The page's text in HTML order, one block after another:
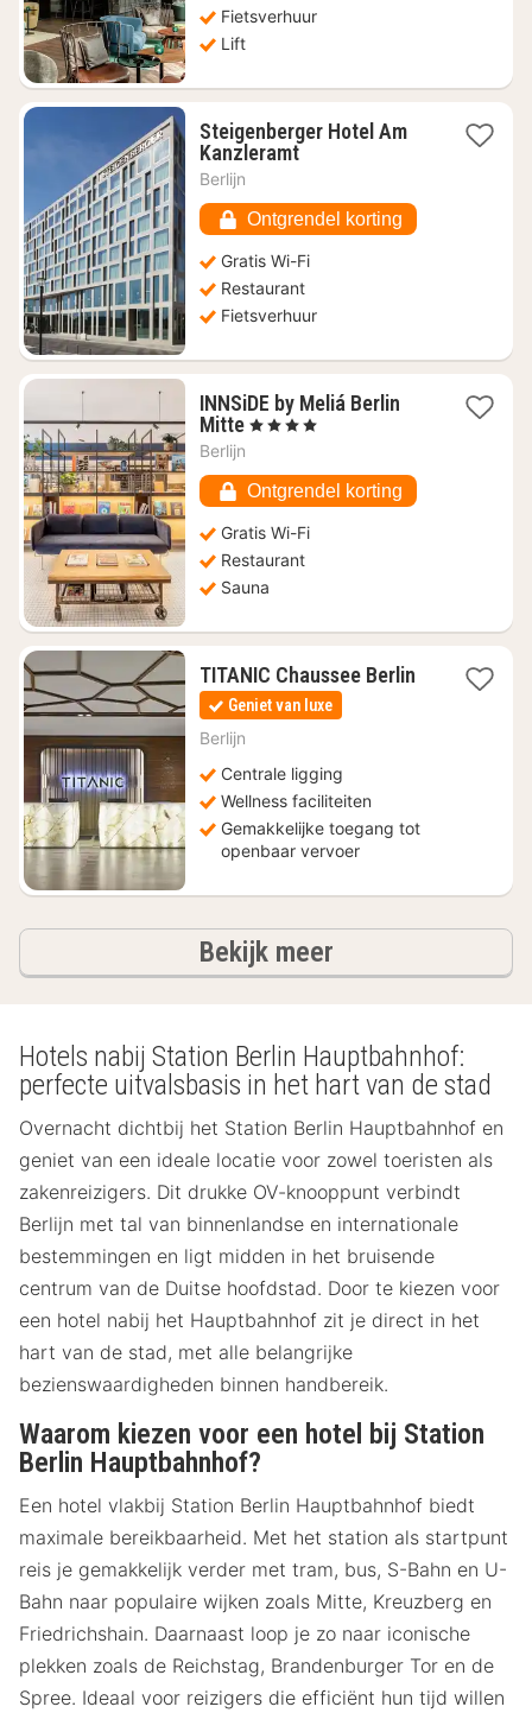
Fietsverhuur
Lift
Steigenberger Hotel Am
Kanzleramt1
€
112,68
Berlijn
Ontgrendel korting
Gratis Wi-Fi
Restaurant
Fietsverhuur
INNSiDE by Meliá Berlin
Mitte1
€
87,83
, 4 Sterren
Berlijn
Ontgrendel korting
Gratis Wi-Fi
Restaurant
Sauna
TITANIC Chaussee Berlin1
Geniet van luxe
Berlijn
Centrale ligging
Wellness faciliteiten
Gemakkelijke toegang tot
openbaar vervoer
Bekijk meerhotels
Hotels nabij Station Berlin Hauptbahnhof:
perfecte uitvalsbasis in het hart van de stad
Overnacht dichtbij het Station Berlin Hauptbahnhof en
geniet van een ideale locatie voor zowel toeristen als
zakenreizigers. Dit drukke OV-knooppunt verbindt
Berlijn met tal van binnenlandse en internationale
bestemmingen en ligt midden in het bruisende
centrum van de Duitse hoofdstad. Door te kiezen voor
een hotel nabij het Hauptbahnhof zit je direct in het
hart van de stad, met alle belangrijke
bezienswaardigheden binnen handbereik.
Waarom kiezen voor een hotel bij Station
Berlin Hauptbahnhof?
Een hotel vlakbij Station Berlin Hauptbahnhof biedt
maximale bereikbaarheid. Met het station als startpunt
reis je gemakkelijk verder met tram, bus, S-Bahn en U-
Bahn naar populaire wijken zoals Mitte, Kreuzberg en
Friedrichshain. Daarnaast loop je zo naar iconische
plekken zoals de Reichstag, Brandenburger Tor en de
Spree. Ideaal voor reizigers die efficiënt hun tijd willen